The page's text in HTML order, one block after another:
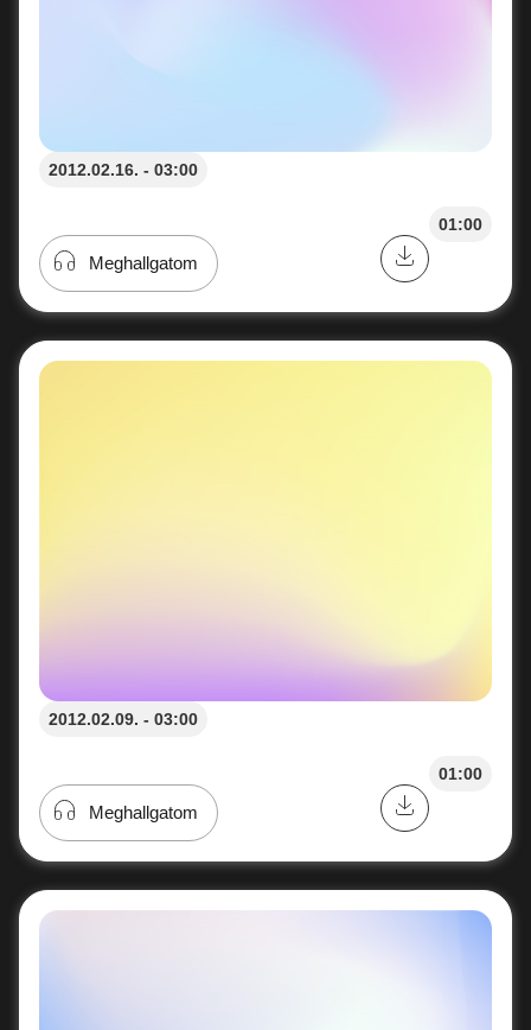
2012.02.16. - 03:00
01:00
Meghallgatom
2012.02.09. - 03:00
01:00
Meghallgatom